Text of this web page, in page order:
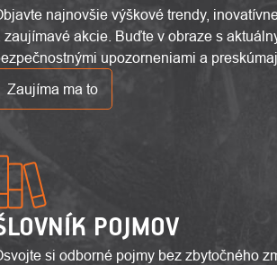
najnovšie výškové trendy,
zaujímavé akcie. Buďte v obraze s
upozorneniami a
Zaujíma ma to
POJMOV
si odborné pojmy bez zbytočného